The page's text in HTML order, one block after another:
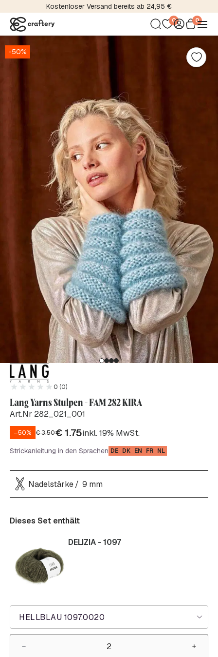
Kostenloser Versand bereits ab 24,95 €
0 0
-50%
0 (0)
Lang Yarns Stulpen - FAM 282 KIRA
Art.Nr 282_021_001
–50% €3.50€ 1.75inkl. 19% MwSt.
Strickanleitung in den Sprachen DE DK EN FR NL
Nadelstärke 9 mm
Dieses Set enthält
HELLBLAU 1097.0020
DELIZIA - 1097